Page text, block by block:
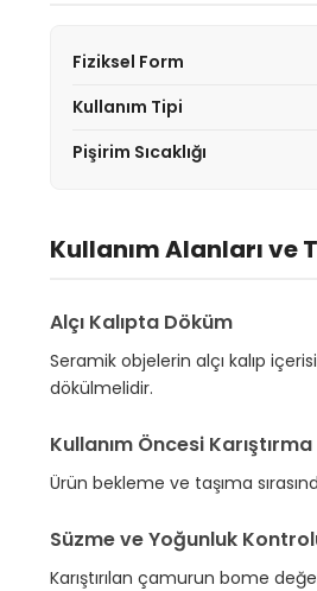
Fiziksel Form
Kullanım Tipi
Pişirim Sıcaklığı
Kullanım Alanları ve
Alçı Kalıpta Döküm
Seramik objelerin alçı kalıp
dökülmelidir.
Kullanım Öncesi Karıştırma
Ürün bekleme ve taşıma
Süzme ve Yoğunluk
Karıştırılan çamurun bome